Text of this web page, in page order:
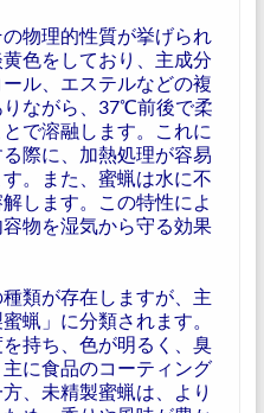
物理的性質が挙げられ
色をしており、主成分
ル、エステルなどの複
ながら、37℃前後で柔
で溶融します。これに
際に、加熱処理が容易
。また、蜜蝋は水に不
します。この特性によ
物を湿気から守る効果
類が存在しますが、主
蝋」に分類されます。
持ち、色が明るく、臭
に食品のコーティング
、未精製蜜蝋は、より